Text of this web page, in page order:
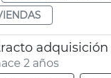
2 años